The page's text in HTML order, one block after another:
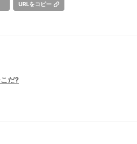
URLをコピー
だ?